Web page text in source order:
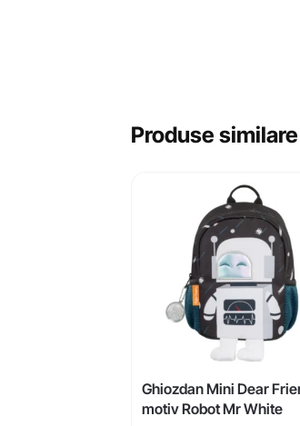
Produse similare
Ghiozdan Mini Dear
motiv Robot Mr White